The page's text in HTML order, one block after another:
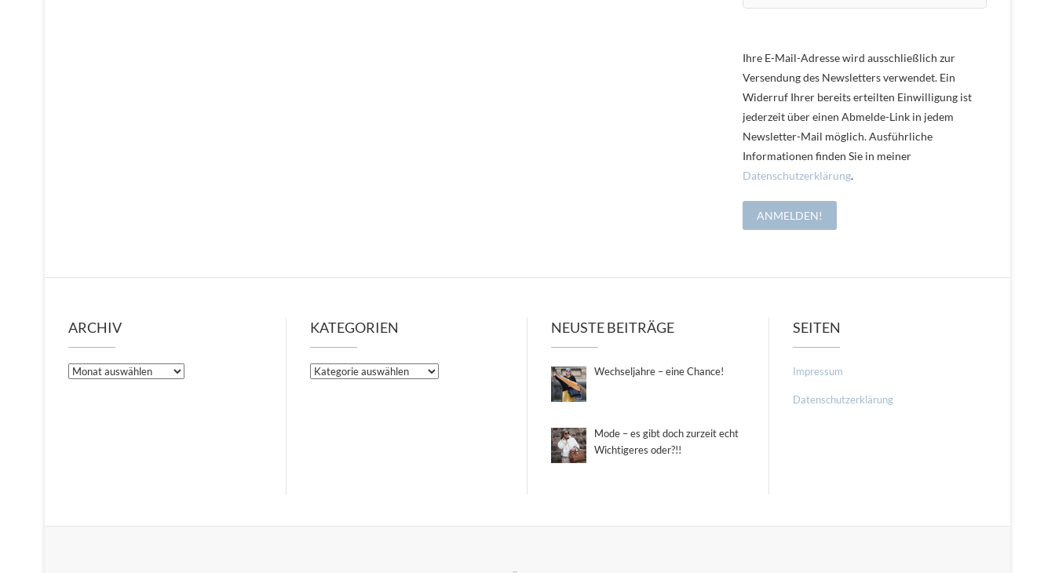
Ihre E-Mail-Adresse wird ausschließlich zur
Versendung des Newsletters verwendet. Ein
Widerruf Ihrer bereits erteilten Einwilligung ist
jederzeit über einen Abmelde-Link in jedem
Newsletter-Mail möglich. Ausführliche
Informationen finden Sie in meiner
Datenschutzerklärung.
ARCHIV
Archiv
KATEGORIEN
Kategorien
NEUSTE BEITRÄGE
Wechseljahre – eine Chance!
Mode – es gibt doch zurzeit echt
Wichtigeres oder?!!
SEITEN
Impressum
Datenschutzerklärung